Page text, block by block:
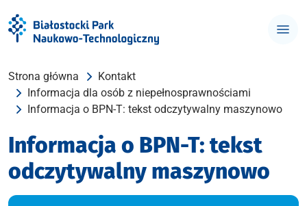
Strona główna
Kontakt
Informacja dla osób z niepełnosprawnościami
Informacja o BPN-T: tekst odczytywalny maszynowo
Informacja o BPN-T: tekst
odczytywalny maszynowo